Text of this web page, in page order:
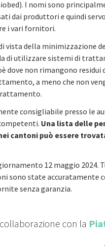
I nomi sono
dai produttori e quindi
i vari fornitori.
vista della minimizzazione
di utilizzare sistemi di
dove non rimangono residui
a meno che non
consigliabile presso le
Una lista delle
cantoni può essere
12 maggio 2024.
sono state accuratamente
senza garanzia.
con la